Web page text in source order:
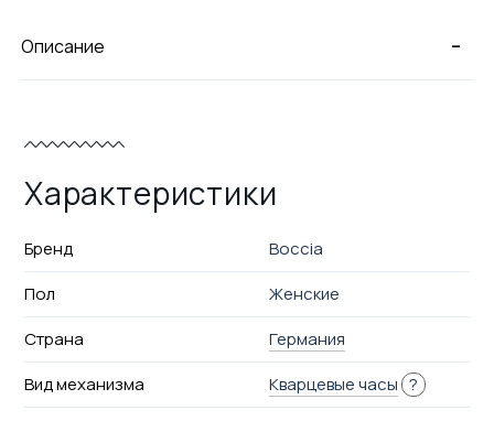
-
Описание
Характеристики
Бренд
Boccia
Пол
Женские
Страна
Германия
Вид механизма
Кварцевые часы ?